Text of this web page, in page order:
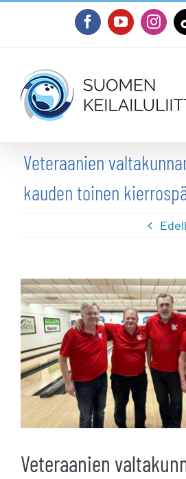
FacebookYouTube
Veteraanien
kauden toinen
Katso
kuvaa
isompana
Veteraanien